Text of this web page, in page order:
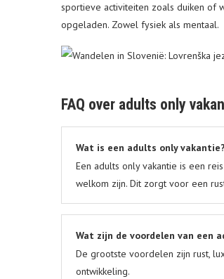
sportieve activiteiten zoals duiken of
opgeladen. Zowel fysiek als mentaal.
FAQ over adults only
Wat is een adults only vakantie?
Een adults only vakantie is een
welkom zijn. Dit zorgt voor een
Wat zijn de voordelen van een
De grootste voordelen zijn rust,
ontwikkeling.